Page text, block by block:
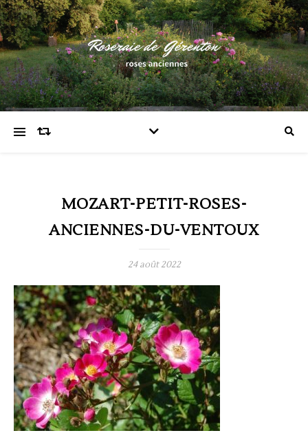
MOZART-PETIT-ROSES-
ANCIENNES-DU-VENTOUX
24 août 2022